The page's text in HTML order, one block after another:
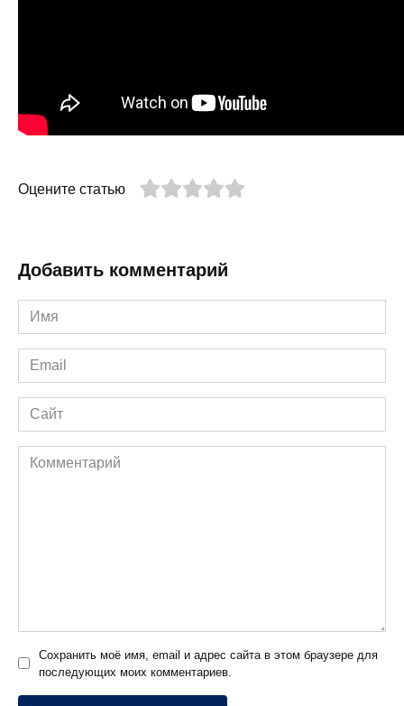
Оцените статью
Добавить комментарий
Имя
*
Email
*
Сайт
Комментарий
Сохранить моё имя, email и адрес сайта в этом браузере для
последующих моих комментариев.